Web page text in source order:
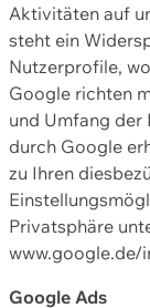
Aktivitäten auf
steht ein
Nutzerprofile,
Google richten
und Umfang der
durch Google
zu Ihren
Privatsphäre
Google Ads